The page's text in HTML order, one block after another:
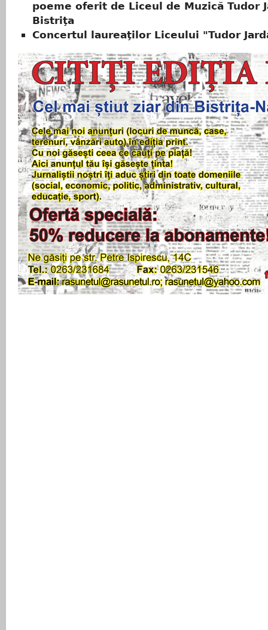
poeme oferit de Liceul de Muzică Tudor
Bistriţa
Concertul laureaţilor Liceului "Tudor